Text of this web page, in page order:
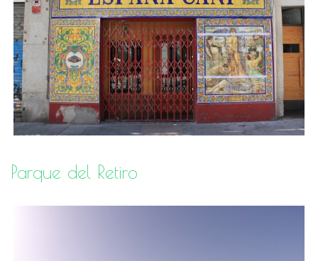
Parque del Retiro